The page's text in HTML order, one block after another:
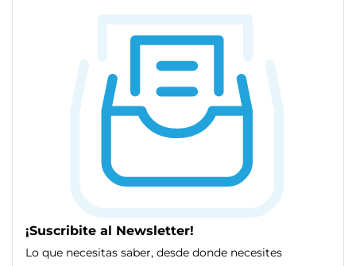
¡Suscribite al Newsletter!
Lo que necesitas saber, desde donde necesites